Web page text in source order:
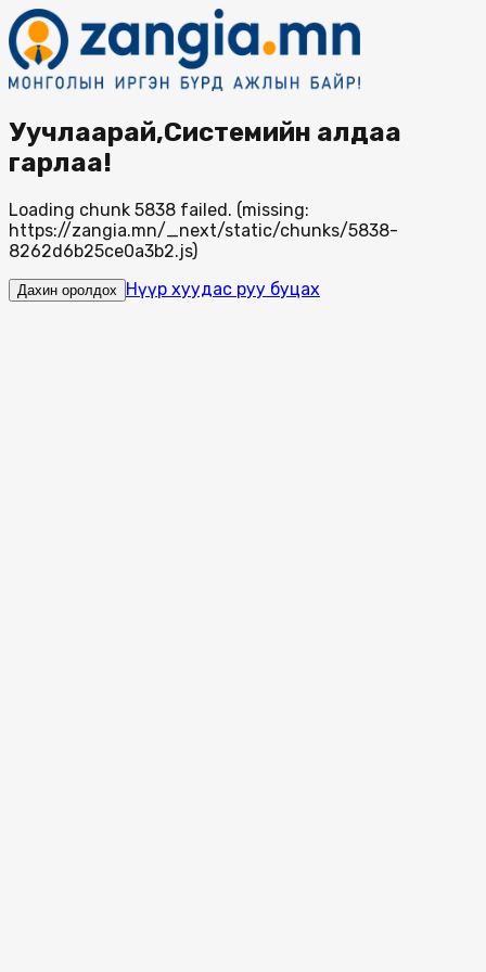
Уучлаарай,Системийн алдаа
гарлаа!
Loading chunk 5838 failed. (missing:
https://zangia.mn/_next/static/chunks/5838-
8262d6b25ce0a3b2.js)
Дахин оролдох Нүүр хуудас руу буцах